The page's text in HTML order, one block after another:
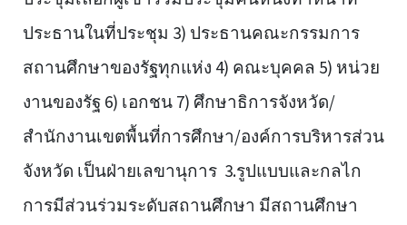
ประธานในที่ประชุม 3) ประธานคณะกรรมการ
สถานศึกษาของรัฐทุกแห่ง 4) คณะบุคคล 5) หน่วย
งานของรัฐ 6) เอกชน 7) ศึกษาธิการจังหวัด/
สำนักงานเขตพื้นที่การศึกษา/องค์การบริหารส่วน
จังหวัด เป็นฝ่ายเลขานุการ 3.รูปแบบและกลไก
การมีส่วนร่วมระดับสถานศึกษา มีสถานศึกษา